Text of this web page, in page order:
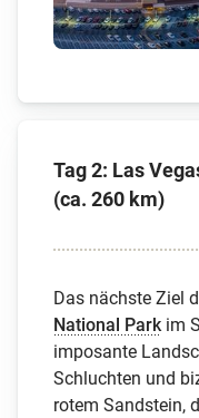
Tag 2: Las
(ca. 260 km)
Das nächste Ziel
National Parkim
imposante
Schluchten und
rotem Sandstein,